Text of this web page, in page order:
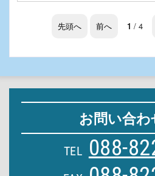
先頭へ 前へ 1 / 4
お問い合
TEL 088-